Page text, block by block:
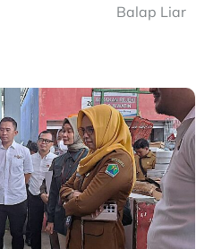
Balap Liar